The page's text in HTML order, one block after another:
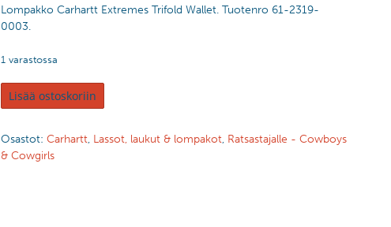
Lompakko Carhartt Extremes Trifold Wallet. Tuotenro 61-2319-
0003.
1 varastossa
Lisää ostoskoriin
Osastot: Carhartt, Lassot, laukut & lompakot, Ratsastajalle - Cowboys
& Cowgirls